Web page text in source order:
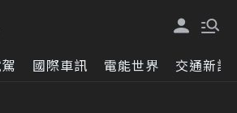
國際車訊 電能世界 交通新訊